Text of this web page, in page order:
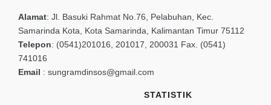
Alamat: Jl. Basuki Rahmat No.76, Pelabuhan, Kec.
Samarinda Kota, Kota Samarinda, Kalimantan Timur 75112
Telepon: (0541)201016, 201017, 200031 Fax. (0541)
741016
Email : sungramdinsos@gmail.com
STATISTIK